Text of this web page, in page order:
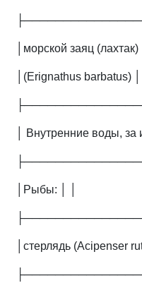
│морской заяц (лахтак)
│(Erignathus barbatus) │
│ Внутренние воды, за
│Рыбы: │ │
│стерлядь (Acipenser